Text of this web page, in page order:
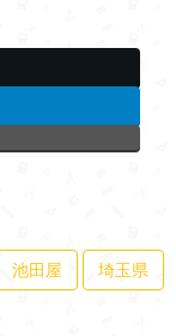
池田屋 埼玉県